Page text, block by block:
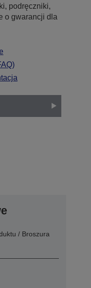
podręczniki,
o gwarancji dla
/ Broszura